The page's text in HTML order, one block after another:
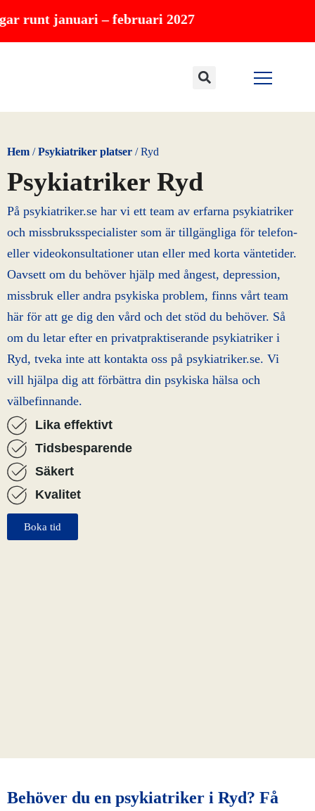
– februari 2027
Hem /Psykiatriker platser /Ryd
Psykiatriker Ryd
På psykiatriker.se har vi ett team av erfarna psykiatriker
och missbruksspecialister som är tillgängliga för telefon-
eller videokonsultationer utan eller med korta väntetider.
Oavsett om du behöver hjälp med ångest, depression,
missbruk eller andra psykiska problem, finns vårt team
här för att ge dig den vård och det stöd du behöver. Så
om du letar efter en privatpraktiserande psykiatriker i
Ryd, tveka inte att kontakta oss på psykiatriker.se. Vi
vill hjälpa dig att förbättra din psykiska hälsa och
välbefinnande.
Lika effektivt
Tidsbesparende
Säkert
Kvalitet
Boka tid
Behöver du en psykiatriker i Ryd? Få